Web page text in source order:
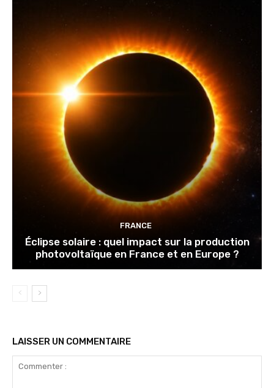
FRANCE
Éclipse solaire : quel impact sur la production
photovoltaïque en France et en Europe ?
LAISSER UN COMMENTAIRE